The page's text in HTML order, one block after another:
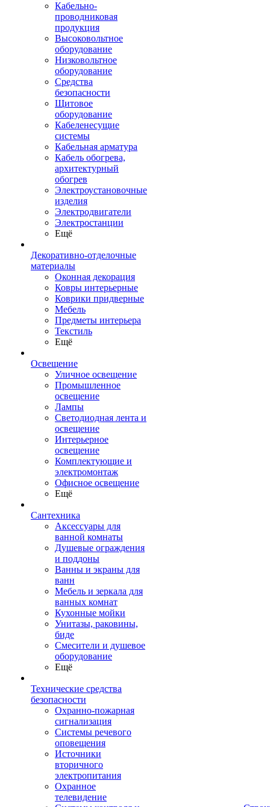
Кабельно-
проводниковая
продукция
Высоковольтное
оборудование
Низковольтное
оборудование
Средства
безопасности
Щитовое
оборудование
Кабеленесущие
системы
Кабельная арматура
Кабель обогрева,
архитектурный
обогрев
Электроустановочные
изделия
Электродвигатели
Электростанции
Ещё
Декоративно-отделочные
материалы
Оконная декорация
Ковры интерьерные
Коврики придверные
Мебель
Предметы интерьера
Текстиль
Ещё
Освещение
Уличное освещение
Промышленное
освещение
Лампы
Светодиодная лента и
освещение
Интерьерное
освещение
Комплектующие и
электромонтаж
Офисное освещение
Ещё
Сантехника
Аксессуары для
ванной комнаты
Душевые ограждения
и поддоны
Ванны и экраны для
ванн
Мебель и зеркала для
ванных комнат
Кухонные мойки
Унитазы, раковины,
биде
Смесители и душевое
оборудование
Ещё
Технические средства
безопасности
Охранно-пожарная
сигнализация
Системы речевого
оповещения
Источники
вторичного
электропитания
Охранное
телевидение